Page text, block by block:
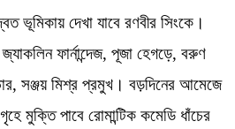
ভূমিকায় দেখা যাবে রণবীর সিংকে।
ফার্নান্দেজ, পূজা হেগড়ে, বরুণ
সঞ্জয় মিশ্র প্রমুখ। বড়দিনের আমেজে
মুক্তি পাবে রোমান্টিক কমেডি ধাঁচের